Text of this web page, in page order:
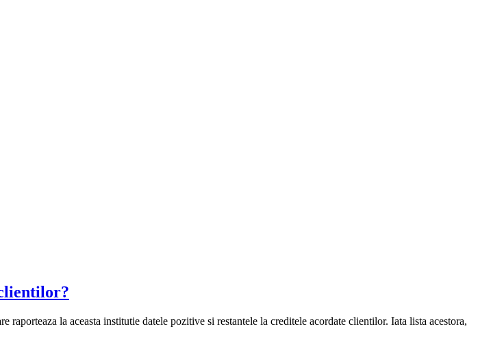
la aceasta institutie datele pozitive si restantele la creditele acordate clientilor. Iata lista acestora,